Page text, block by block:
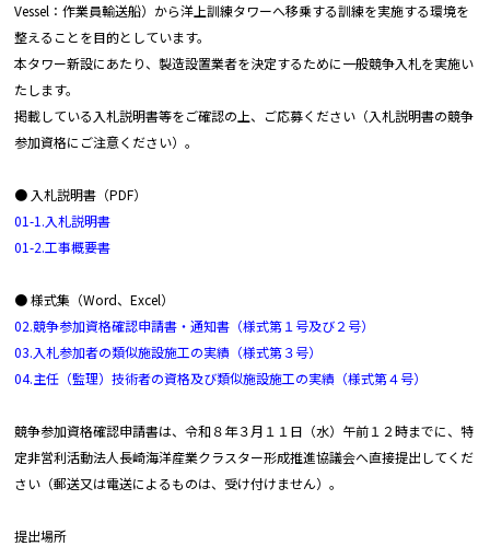
Vessel：作業員輸送船）から洋上訓練タワーへ移乗する訓練を実施する環境を
整えることを目的としています。
本タワー新設にあたり、製造設置業者を決定するために一般競争入札を実施い
たします。
掲載している入札説明書等をご確認の上、ご応募ください（入札説明書の競争
参加資格にご注意ください）。
● 入札説明書（PDF）
01-1.入札説明書
01-2.工事概要書
● 様式集（Word、Excel）
02.競争参加資格確認申請書・通知書（様式第１号及び２号）
03.入札参加者の類似施設施工の実績（様式第３号）
04.主任（監理）技術者の資格及び類似施設施工の実績（様式第４号）
競争参加資格確認申請書は、令和８年３月１１日（水）午前１２時までに、特
定非営利活動法人長崎海洋産業クラスター形成推進協議会へ直接提出してくだ
さい（郵送又は電送によるものは、受け付けません）。
提出場所